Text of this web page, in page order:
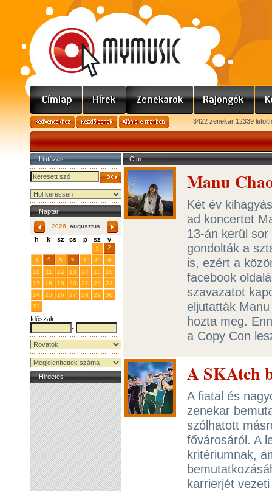
3422 zenekar 12339
Listázás
Naptár
2026. augusztus
h k sz cs p sz v
1
2
3
4 5 6 7 8
9
10
11 12 13 14 15
16
17
18 19 20 21 22
23
24
25 26 27 28 29
30
31
Időszak:
-
Hirdetés
Cím
Manu
Két év
ad koncertet
13-án kerül
gondolták a
is, ezért a
facebook
szavazatot
eljutatták
hozta meg.
a Copy Con
A SKAtch
A fiatal és
zenekar
szólhatott
fővárosáról. A
kritériumnak,
karrierjét